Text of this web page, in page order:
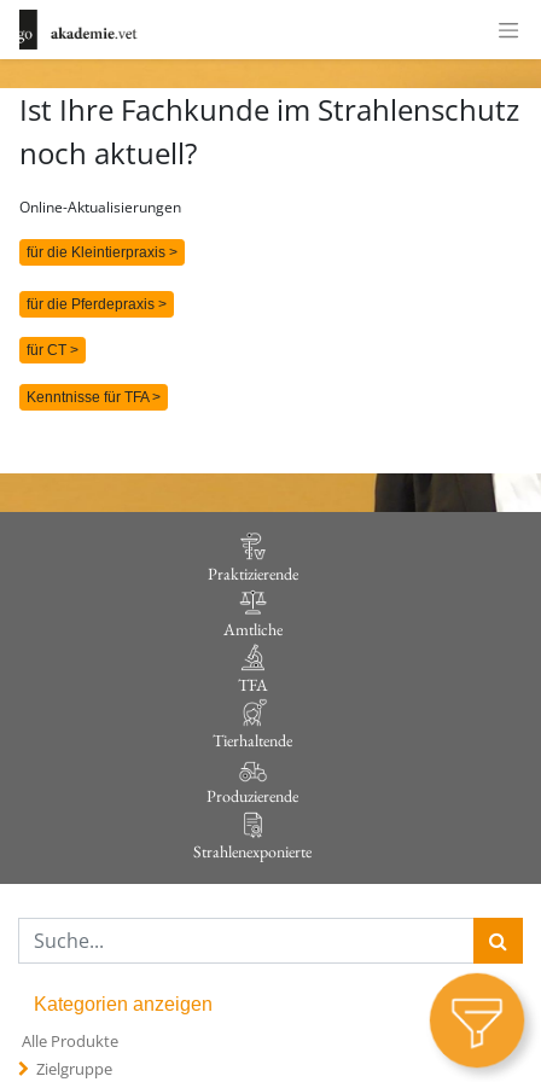
Ist Ihre Fachkunde im Strahlenschutz
noch aktuell?
Online-Aktualisierungen
für die Kleintierpraxis >
für die Pferdepraxis >
für CT >
Kenntnisse für TFA >
Praktizierende
Amtliche
TFA
Tierhaltende
Produzierende
Strahlenexponierte
Kategorien anzeigen
Alle Produkte
Zielgruppe